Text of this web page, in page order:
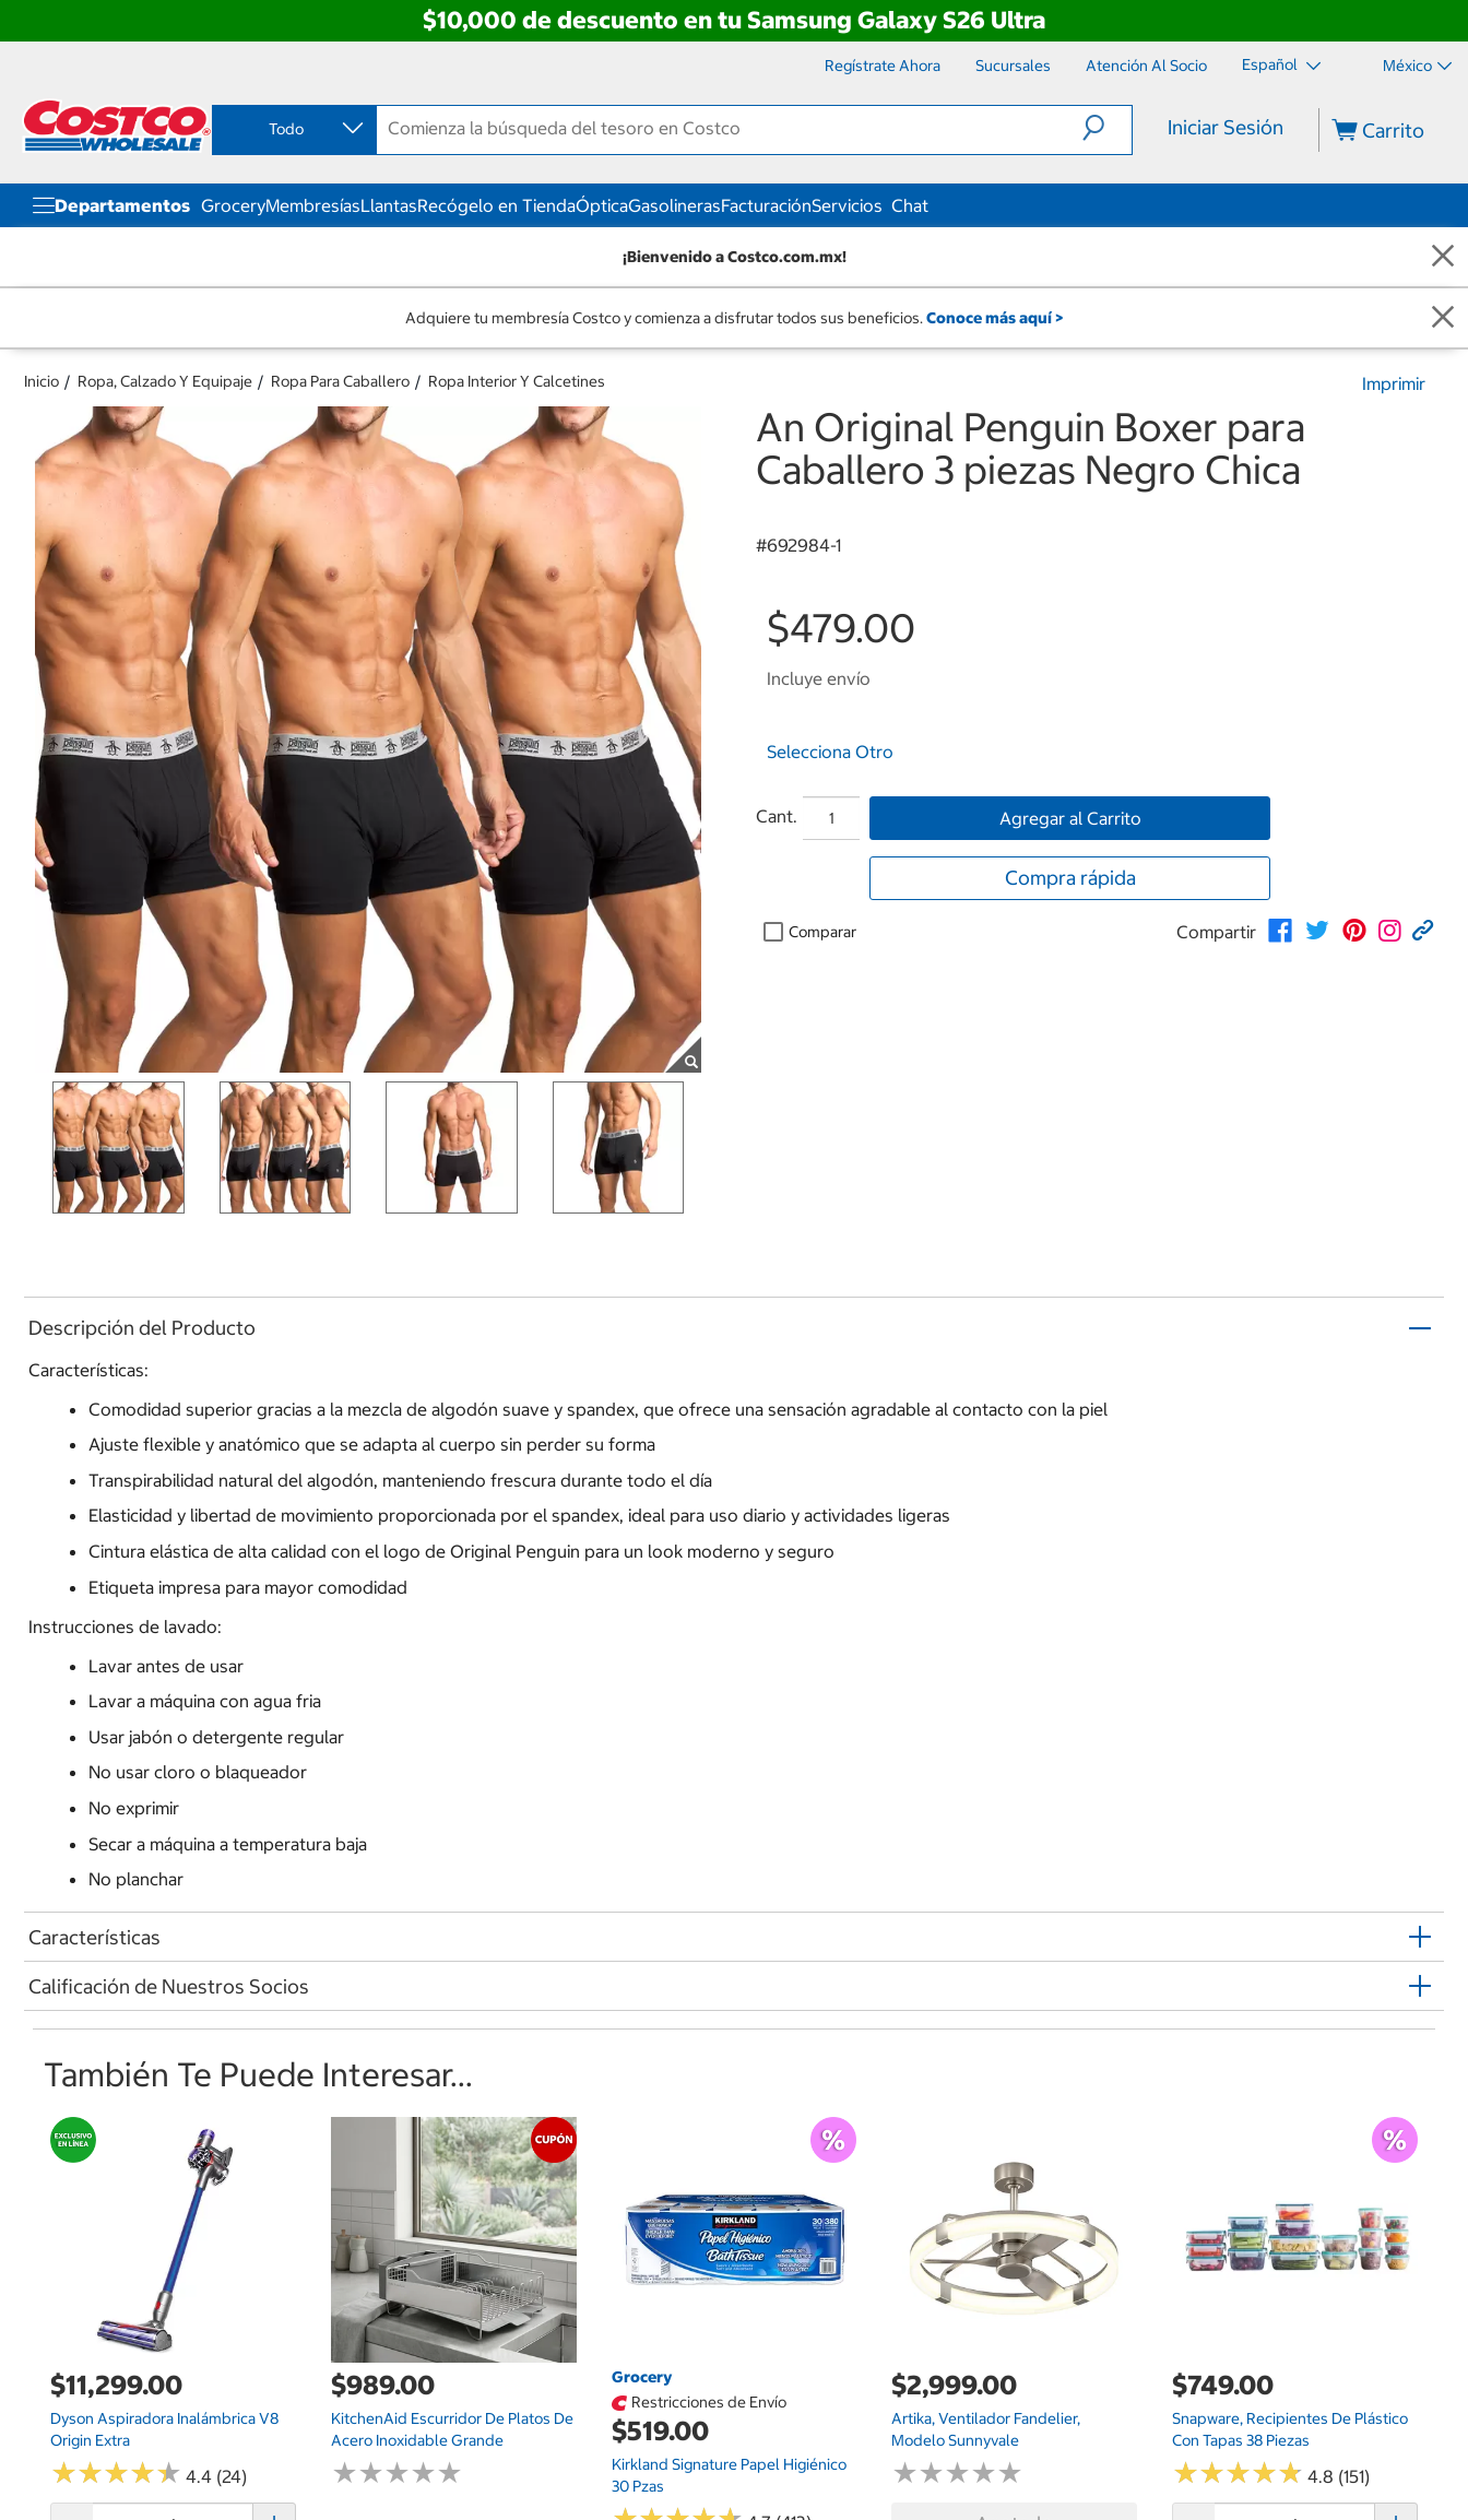
$10,000 de descuento en tu Samsung Galaxy S26 Ultra
contenido
menú
navegación
Regístrate Ahora Sucursales Atención Al Socio Español México
Todo Iniciar Sesión Carrito
Departamentos GroceryMembresíasLlantasRecógelo en TiendaÓpticaGasolinerasFacturaciónServicios Chat
¡Bienvenido a Costco.com.mx!
Adquiere tu membresía Costco y comienza a disfrutar todos sus beneficios. Conoce más aquí >
Inicio Ropa, Calzado Y Equipaje Ropa Para Caballero Ropa Interior Y Calcetines Imprimir
An Original Penguin Boxer para
Caballero 3 piezas Negro Chica
#692984-1
$479.00
Incluye envío
Selecciona Otro
Cant. Agregar al Carrito
Compra rápida
Comparar Compartir
Descripción del Producto
Características:
Comodidad superior gracias a la mezcla de algodón suave y spandex, que ofrece una sensación agradable al contacto con la piel
Ajuste flexible y anatómico que se adapta al cuerpo sin perder su forma
Transpirabilidad natural del algodón, manteniendo frescura durante todo el día
Elasticidad y libertad de movimiento proporcionada por el spandex, ideal para uso diario y actividades ligeras
Cintura elástica de alta calidad con el logo de Original Penguin para un look moderno y seguro
Etiqueta impresa para mayor comodidad
Instrucciones de lavado:
Lavar antes de usar
Lavar a máquina con agua fria
Usar jabón o detergente regular
No usar cloro o blaqueador
No exprimir
Secar a máquina a temperatura baja
No planchar
Características
Calificación de Nuestros Socios
También Te Puede Interesar...
$11,299.00
Dyson Aspiradora Inalámbrica V8
Origin Extra
★★★★★
★★★★★ 4.4 (24)
$989.00
KitchenAid Escurridor De Platos De
Acero Inoxidable Grande
★★★★★
★★★★★
Grocery
Restricciones de Envío
$519.00
Kirkland Signature Papel Higiénico
30 Pzas
$2,999.00
Artika, Ventilador Fandelier,
Modelo Sunnyvale
★★★★★
★★★★★
$749.00
Snapware, Recipientes De Plástico
Con Tapas 38 Piezas
★★★★★
★★★★★ 4.8 (151)